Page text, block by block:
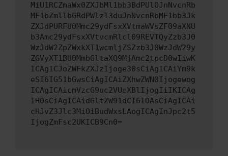
MiU1RCZmaWx0ZXJbMl1bb3BdPUlOJnNvcnRb
MF1bZmllbGRdPWlzT3duJnNvcnRbMF1bb3Jk
ZXJdPURFU0Mmc29ydFsxXVtmaWVsZF09aXNU
b3Amc29ydFsxXVtvcmRlcl09REVTQyZzb3J0
WzJdW2ZpZWxkXT1wcmljZSZzb3J0WzJdW29y
ZGVyXT1BU0MmbGltaXQ9MjAmc2tpcD0wIiwK
ICAgICJoZWFkZXJzIjoge30sCiAgICAiYm9k
eSI6IG51bGwsCiAgICAiZXhwZWN0Ijogewog
ICAgICAicmVzcG9uc2VUeXBlIjogIiIKICAg
IH0sCiAgICAidGltZW91dCI6IDAsCiAgICAi
cHJvZ3Jlc3MiOiBudWxsLAogICAgInJpc2t5
IjogZmFsc2UKICB9Cn0=